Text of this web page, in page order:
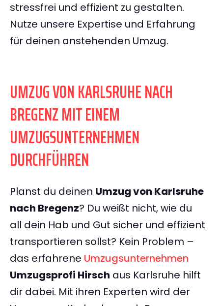
stressfrei und effizient zu gestalten.
Nutze unsere Expertise und Erfahrung
für deinen anstehenden Umzug.
UMZUG VON KARLSRUHE NACH
BREGENZ MIT EINEM
UMZUGSUNTERNEHMEN
DURCHFÜHREN
Planst du deinen Umzug von Karlsruhe
nach Bregenz? Du weißt nicht, wie du
all dein Hab und Gut sicher und effizient
transportieren sollst? Kein Problem –
das erfahrene Umzugsunternehmen
Umzugsprofi Hirsch aus Karlsruhe hilft
dir dabei. Mit ihren Experten wird der